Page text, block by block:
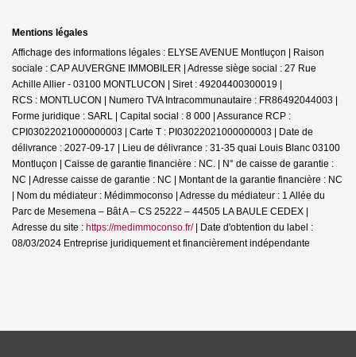
Mentions légales
Affichage des informations légales : ELYSE AVENUE Montluçon | Raison
sociale : CAP AUVERGNE IMMOBILER | Adresse siège social : 27 Rue
Achille Allier - 03100 MONTLUCON | Siret : 49204400300019 |
RCS : MONTLUCON | Numero TVA Intracommunautaire : FR86492044003 |
Forme juridique : SARL | Capital social : 8 000 | Assurance RCP :
CPI03022021000000003 | Carte T : PI03022021000000003 | Date de
délivrance : 2027-09-17 | Lieu de délivrance : 31-35 quai Louis Blanc 03100
Montluçon | Caisse de garantie financière : NC. | N° de caisse de garantie :
NC | Adresse caisse de garantie : NC | Montant de la garantie financière : NC
| Nom du médiateur : Médimmoconso | Adresse du médiateur : 1 Allée du
Parc de Mesemena – Bât A – CS 25222 – 44505 LA BAULE CEDEX |
Adresse du site : https://medimmoconso.fr/| Date d'obtention du label :
08/03/2024 Entreprise juridiquement et financièrement indépendante